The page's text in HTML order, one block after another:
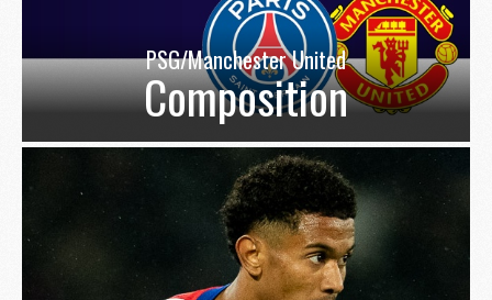
PSG/Manchester United
Composition